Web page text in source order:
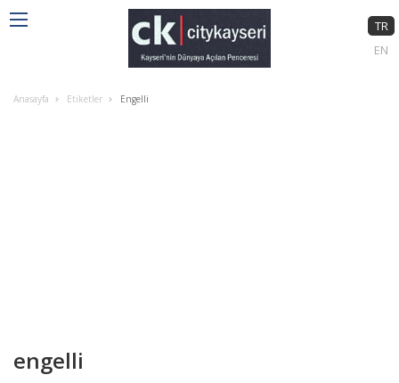
TR
EN
Anasayfa Etiketler Engelli
engelli